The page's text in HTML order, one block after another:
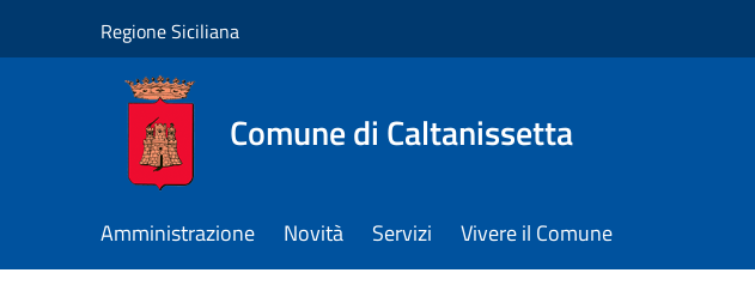
Regione Siciliana
Comune di Caltanissetta
Amministrazione Novità Servizi Vivere il Comune